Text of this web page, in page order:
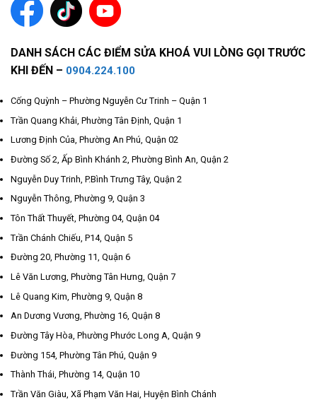
DANH SÁCH CÁC ĐIỂM SỬA KHOÁ VUI LÒNG GỌI TRƯỚC
KHI ĐẾN – 0904.224.100
Cống Quỳnh – Phường Nguyễn Cư Trinh – Quận 1
Trần Quang Khải, Phường Tân Định, Quận 1
Lương Định Của, Phường An Phú, Quận 02
Đường Số 2, Ấp Bình Khánh 2, Phường Bình An, Quận 2
Nguyễn Duy Trinh, P.Bình Trưng Tây, Quận 2
Nguyễn Thông, Phường 9, Quận 3
Tôn Thất Thuyết, Phường 04, Quận 04
Trần Chánh Chiếu, P14, Quận 5
Đường 20, Phường 11, Quận 6
Lê Văn Lương, Phường Tân Hưng, Quận 7
Lê Quang Kim, Phường 9, Quận 8
An Dương Vương, Phường 16, Quận 8
Đường Tây Hòa, Phường Phước Long A, Quận 9
Đường 154, Phường Tân Phú, Quận 9
Thành Thái, Phường 14, Quận 10
Trần Văn Giàu, Xã Phạm Văn Hai, Huyện Bình Chánh